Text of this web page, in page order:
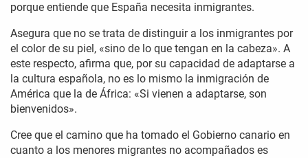
porque entiende que España necesita inmigrantes.
Asegura que no se trata de distinguir a los inmigrantes por
el color de su piel, «sino de lo que tengan en la cabeza». A
este respecto, afirma que, por su capacidad de adaptarse a
la cultura española, no es lo mismo la inmigración de
América que la de África: «Si vienen a adaptarse, son
bienvenidos».
Cree que el camino que ha tomado el Gobierno canario en
cuanto a los menores migrantes no acompañados es